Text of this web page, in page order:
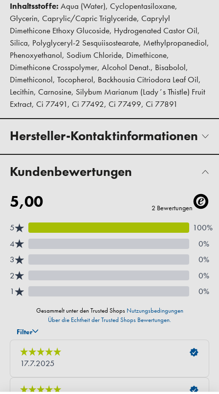
Inhaltsstoffe: Aqua (Water), Cyclopentasiloxane,
Glycerin, Caprylic/Capric Triglyceride, Caprylyl
Dimethicone Ethoxy Glucoside, Hydrogenated Castor Oil,
Silica, Polyglyceryl-2 Sesquiisostearate, Methylpropanediol,
Phenoxyethanol, Sodium Chloride, Dimethicone,
Dimethicone Crosspolymer, Alcohol Denat., Bisabolol,
Dimethiconol, Tocopherol, Backhousia Citriodora Leaf Oil,
Lecithin, Carnosine, Silybum Marianum (Lady´s Thistle) Fruit
Extract, Ci 77491, Ci 77492, Ci 77499, Ci 77891
Hersteller-Kontaktinformationen
Kundenbewertungen